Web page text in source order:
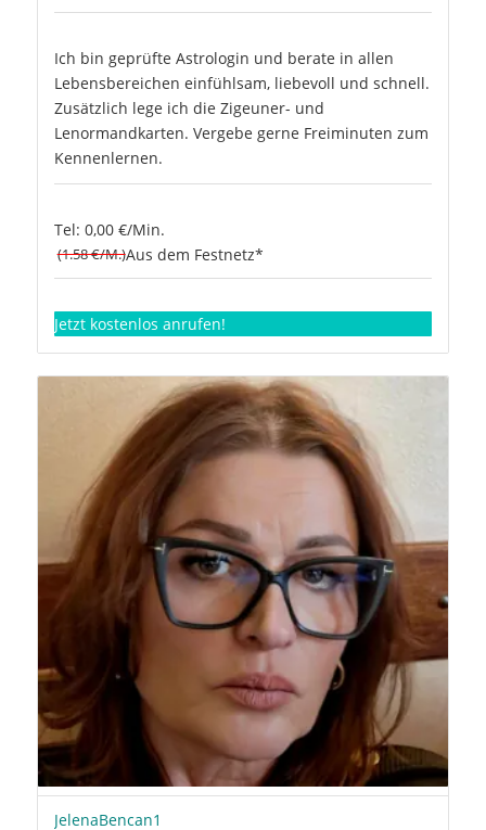
Ich bin geprüfte Astrologin und berate in allen
Lebensbereichen einfühlsam, liebevoll und schnell.
Zusätzlich lege ich die Zigeuner- und
Lenormandkarten. Vergebe gerne Freiminuten zum
Kennenlernen.
Tel: 0,00 €/Min.
(1.58 €/M.)Aus dem Festnetz*
Jetzt kostenlos anrufen!
JelenaBencan1